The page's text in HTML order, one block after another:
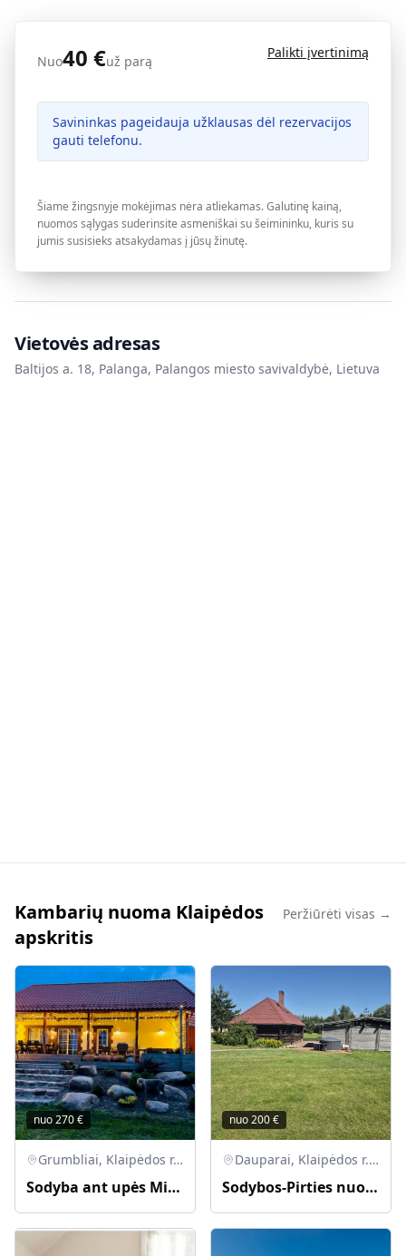
Nuo40 €už parą
Palikti įvertinimą
Savininkas pageidauja užklausas dėl rezervacijos
gauti telefonu.
Šiame žingsnyje mokėjimas nėra atliekamas. Galutinę kainą,
nuomos sąlygas suderinsite asmeniškai su šeimininku, kuris su
jumis susisieks atsakydamas į jūsų žinutę.
Vietovės adresas
Baltijos a. 18, Palanga, Palangos miesto savivaldybė, Lietuva
Kambarių nuoma Klaipėdos
apskritis
Peržiūrėti visas →
nuo270€
Grumbliai, Klaipėdos r. sav., Lietuva
Sodyba ant upės Minijos kranto
nuo200€
Dauparai, Klaipėdos r. sav., Lietuva
Sodybos-Pirties nuoma. Galima su kubilu bei nakvynę